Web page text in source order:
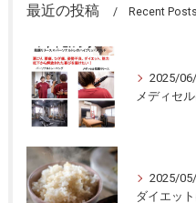
最近の投稿 Recent Posts
2025/
メディセ
2025/
ダイエッ